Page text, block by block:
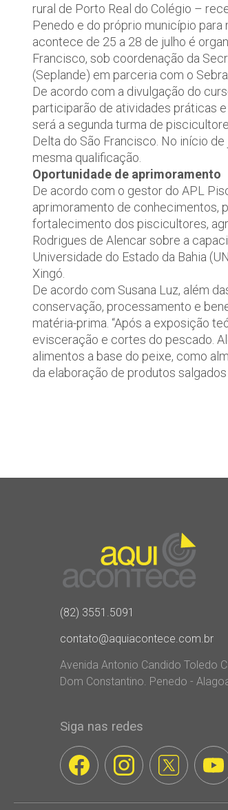
rural de Porto Real do Colégio –
Penedo e do próprio município
acontece de 25 a 28 de julho é
Francisco, sob coordenação da
(Seplande) em parceria com o
De acordo com a divulgação do
participarão de atividades práticas
será a segunda turma de
Delta do São Francisco. No início
mesma qualificação.
Oportunidade de aprimoramento
De acordo com o gestor do APL
aprimoramento de conhecimentos,
fortalecimento dos piscicultores,
Rodrigues de Alencar sobre a
Universidade do Estado da Bahia
Xingó.
De acordo com Susana Luz, além
conservação, processamento e
matéria-prima. “Após a exposição
evisceração e cortes do pescado.
alimentos a base do peixe, como
da elaboração de produtos
(82) 3551.5091
contato@aquiacontece.com.br
Avenida Antonio Candido Toledo
Dom Constantino. Penedo -
Siga nas redes